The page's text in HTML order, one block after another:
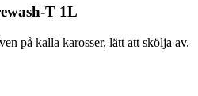
T 1L
på kalla karosser, lätt att skölja av.